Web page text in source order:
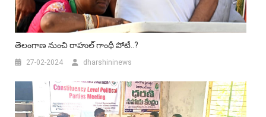
తెలంగాణ నుంచి రాహుల్ గాంధీ పోటీ..?
27-02-2024 dharshininews